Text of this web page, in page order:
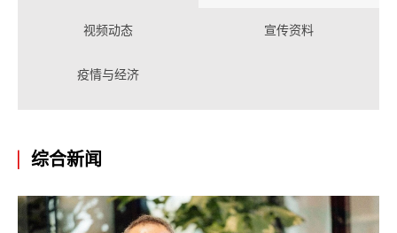
视频动态 宣传资料
疫情与经济
综合新闻